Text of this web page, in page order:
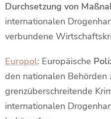
Durchsetzung von
internationalen
verbundene
Europol: Europäische
den nationalen Behörden
grenzüberschreitende
internationalen